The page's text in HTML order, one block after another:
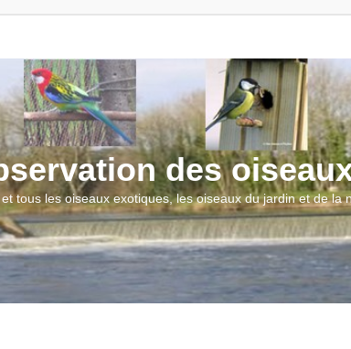
des
tous les oiseaux exotiques, les oiseaux du jardin et de la